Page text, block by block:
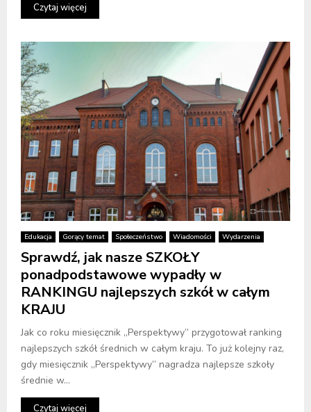
Czytaj więcej
Edukacja Gorący temat Społeczeństwo Wiadomości Wydarzenia
Sprawdź, jak nasze SZKOŁY
ponadpodstawowe wypadły w
RANKINGU najlepszych szkół w całym
KRAJU
Jak co roku miesięcznik „Perspektywy” przygotował ranking
najlepszych szkół średnich w całym kraju. To już kolejny raz,
gdy miesięcznik „Perspektywy” nagradza najlepsze szkoły
średnie w...
Czytaj więcej